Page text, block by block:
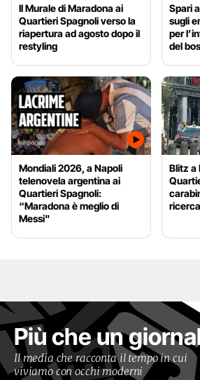
Il Murale di Maradona ai
Quartieri Spagnoli verso la
riapertura ad agosto dopo il
restyling
Spari
sugli
per
del
Mondiali 2026, a Napoli
telenovela argentina ai
Quartieri Spagnoli:
“Maradona è meglio di
Messi"
Blitz a
Più che un
Il media che racconta il tempo in cui
viviamo con occhi moderni